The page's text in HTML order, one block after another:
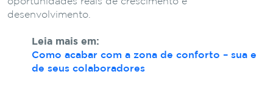
desenvolvimento.
Leia mais em:
Como acabar com a zona de conforto – sua e
de seus colaboradores